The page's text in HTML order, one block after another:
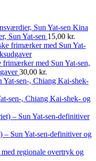
Kina
Sun Yat-sen 15,00 kr.
med Sun Yat-sen,
30,00 kr.
sen-, Chiang Kai-shek- og
Sun Yat-sen-definitiver og